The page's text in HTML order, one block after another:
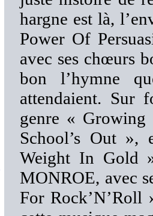
hargne est là,
Power Of
avec ses chœurs
bon l’hymne
attendaient. Sur
genre «
School’s Out
Weight In Gold
MONROE, avec
For Rock’N’Roll